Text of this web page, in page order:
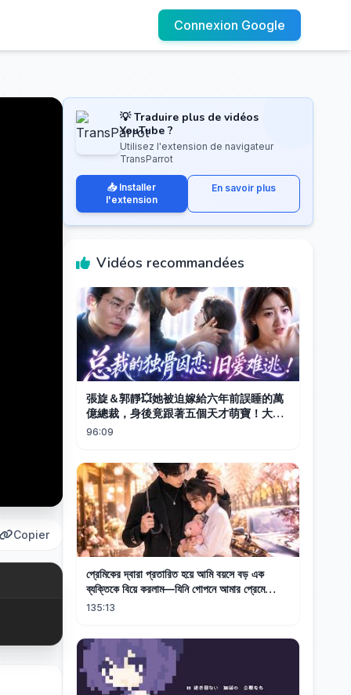
Connexion Google
Copier
💡 Traduire plus de vidéos
YouTube ?
Utilisez l'extension de navigateur
TransParrot
📥 Installer
l'extension
En savoir plus
Vidéos recommandées
張旋＆郭靜💥她被迫嫁給六年前誤睡的萬
億總裁，身後竟跟著五個天才萌寶！大佬
紅著眼將她鎖在懷中，嗓音沙啞：『利用
96:09
প্রেমিকের দ্বারা প্রতারিত হয়ে আমি বয়সে বড় এক
ব্যক্তিকে বিয়ে করলাম—যিনি গোপনে আমার প্রেমে
পড়েছিলেন।
135:13